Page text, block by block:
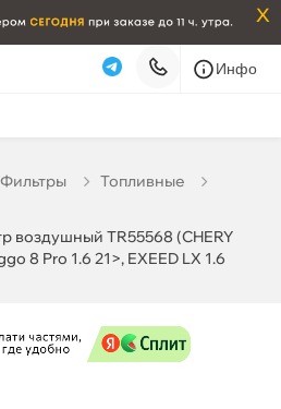
x
Инфо
Фильтры
Топливные
воздушный TR55568 (CHERY
8 Pro 1.6 21>, EXEED LX 1.6
воздушный TR55568 (CHERY
Завтра, 07.08 (при заказе от 2000₽)
Сегодня, 07.08
Список